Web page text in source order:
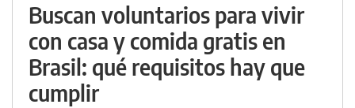
Buscan voluntarios para vivir
con casa y comida gratis en
Brasil: qué requisitos hay que
cumplir